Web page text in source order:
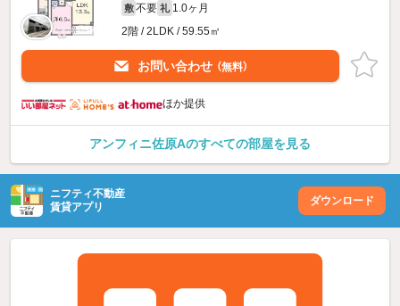
敷 不要 礼 1.0ヶ月
2階 / 2LDK / 59.55㎡
お問い合わせ （無料）
ほか提供
アンフィニ佐原Aのすべての部屋を見る
ニフティ不動産
賃貸アプリ
ダウンロード